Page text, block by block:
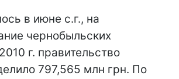
в июне с.г., на
чернобыльских
г. правительство
797,565 млн грн. По